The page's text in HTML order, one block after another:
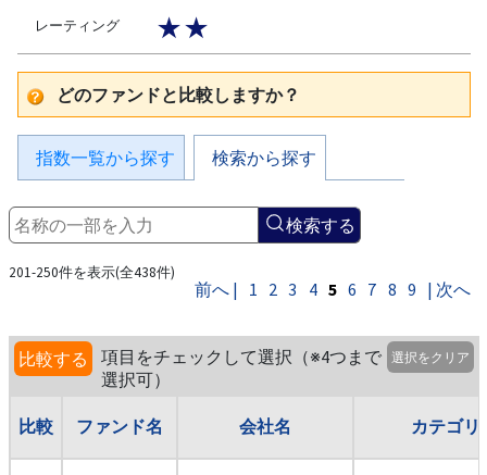
レーティング ★★
どのファンドと比較しますか？
指数一覧から探す 検索から探す
検索する
201-250件を表示(全438件)
前へ | 1 2 3 4 5 6 7 8 9 | 次へ
比較する
項目をチェックして選択（※4つまで
選択可）
選択をクリア
比較 ファンド名 会社名 カテゴリ